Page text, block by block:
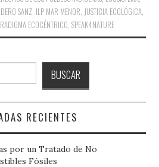
SANZ ILP MAR MENOR JUSTICIA ECOLÓGICA
ECOCÉNTRICO ,SPEAK4NATURE
BUSCAR
RECIENTES
por un Tratado de No
Fósiles